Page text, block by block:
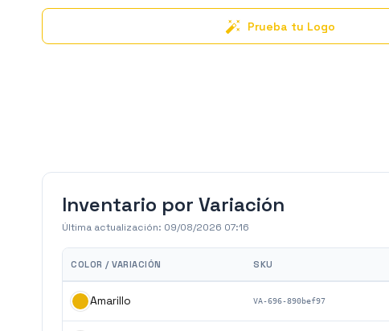
Prueba tu Logo
Inventario por Variación
Última actualización: 09/08/2026 07:16
COLOR / VARIACIÓN SKU
Amarillo VA-696-890bef97